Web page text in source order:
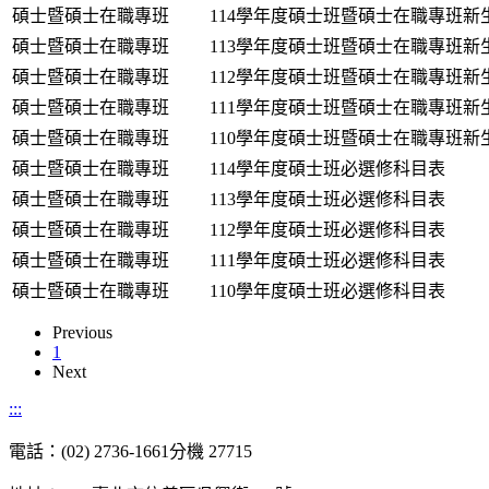
碩士暨碩士在職專班 114學年度碩士班暨碩士在職專班新
碩士暨碩士在職專班
113學年度碩士班暨碩士在職專班新
碩士暨碩士在職專班
112學年度碩士班暨碩士在職專班新
碩士暨碩士在職專班
111學年度碩士班暨碩士在職專班新
碩士暨碩士在職專班
110學年度碩士班暨碩士在職專班新
碩士暨碩士在職專班
114學年度碩士班必選修科目表
碩士暨碩士在職專班
113學年度碩士班必選修科目表
碩士暨碩士在職專班
112學年度碩士班必選修科目表
碩士暨碩士在職專班
111學年度碩士班必選修科目表
碩士暨碩士在職專班
110學年度碩士班必選修科目表
Previous
1
Next
:::
電話：(02) 2736-1661分機 27715